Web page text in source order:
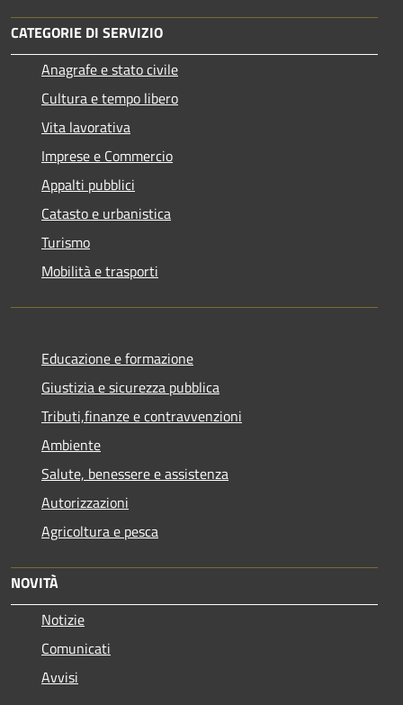
CATEGORIE DI SERVIZIO
Anagrafe e stato civile
Cultura e tempo libero
Vita lavorativa
Imprese e Commercio
Appalti pubblici
Catasto e urbanistica
Turismo
Mobilità e trasporti
Educazione e formazione
Giustizia e sicurezza pubblica
Tributi,finanze e contravvenzioni
Ambiente
Salute, benessere e assistenza
Autorizzazioni
Agricoltura e pesca
NOVITÀ
Notizie
Comunicati
Avvisi